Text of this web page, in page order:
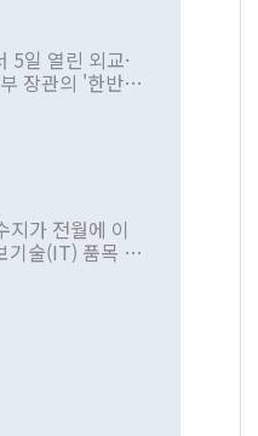
5일 열린 외교·
장관의 '한반도
진하겠다고 공
그동안 정 장
만 대통령과 유
적이다. 정 장
높아지고 있
가 전월에 이
기술(IT) 품목 수